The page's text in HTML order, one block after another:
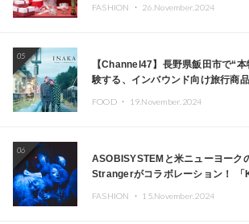
FASHION ・ 26.November.2024
05
【Channel47】長野県飯田市で“
験する、インバウンド向け旅行商
FOOD ・ 19.November.2024
06
ASOBISYSTEMと米ニューヨーク
Strangerがコラボレーション！ 「
FASHION ・ 15.November.2024